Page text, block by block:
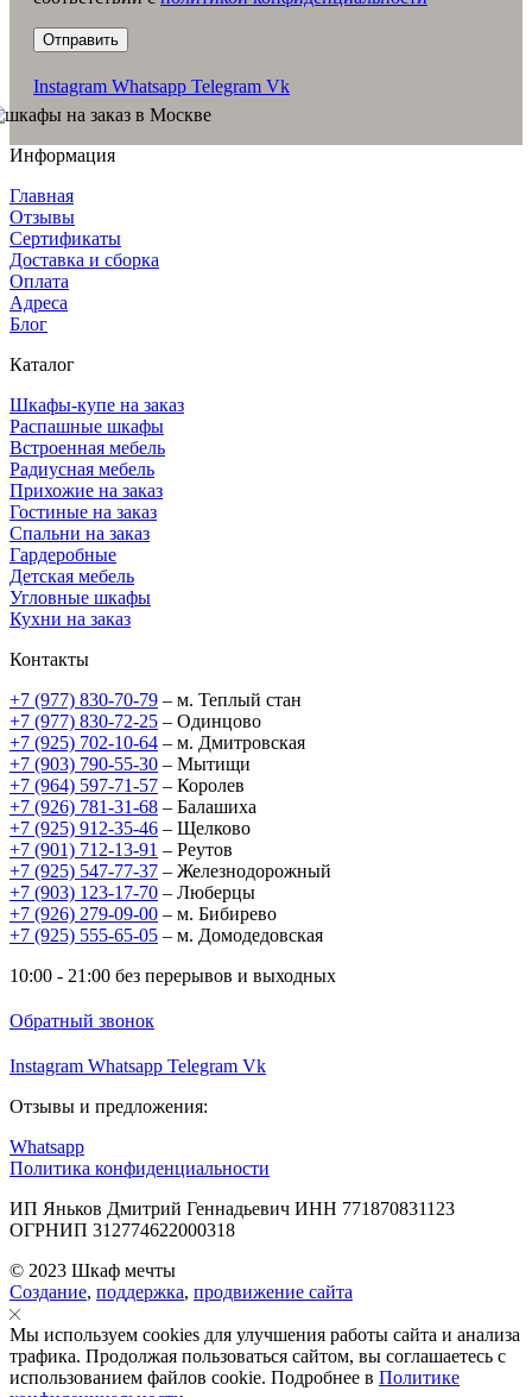
Instagram Whatsapp Telegram Vk
Информация
Главная
Отзывы
Сертификаты
Доставка и сборка
Оплата
Адреса
Блог
Каталог
Шкафы-купе на заказ
Распашные шкафы
Встроенная мебель
Радиусная мебель
Прихожие на заказ
Гостиные на заказ
Спальни на заказ
Гардеробные
Детская мебель
Угловные шкафы
Кухни на заказ
Контакты
+7 (977) 830-70-79 – м. Теплый стан
+7 (977) 830-72-25 – Одинцово
+7 (925) 702-10-64 – м. Дмитровская
+7 (903) 790-55-30 – Мытищи
+7 (964) 597-71-57 – Королев
+7 (926) 781-31-68 – Балашиха
+7 (925) 912-35-46 – Щелково
+7 (901) 712-13-91 – Реутов
+7 (925) 547-77-37 – Железнодорожный
+7 (903) 123-17-70 – Люберцы
+7 (926) 279-09-00 – м. Бибирево
+7 (925) 555-65-05 – м. Домодедовская
10:00 - 21:00 без перерывов и выходных
Обратный звонок
Instagram Whatsapp Telegram Vk
Отзывы и предложения:
Whatsapp
Политика конфиденциальности
ИП Яньков Дмитрий Геннадьевич ИНН 771870831123
ОГРНИП 312774622000318
© 2023 Шкаф мечты
Создание, поддержка, продвижение сайта
Мы используем cookies для улучшения работы сайта и анализа
трафика. Продолжая пользоваться сайтом, вы соглашаетесь с
использованием файлов cookie. Подробнее в Политике